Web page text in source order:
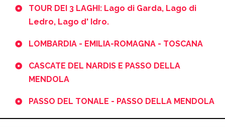
TOUR DEI 3 LAGHI: Lago di Garda, Lago di
Ledro, Lago d' Idro.
LOMBARDIA - EMILIA-ROMAGNA - TOSCANA
CASCATE DEL NARDIS E PASSO DELLA
MENDOLA
PASSO DEL TONALE - PASSO DELLA MENDOLA